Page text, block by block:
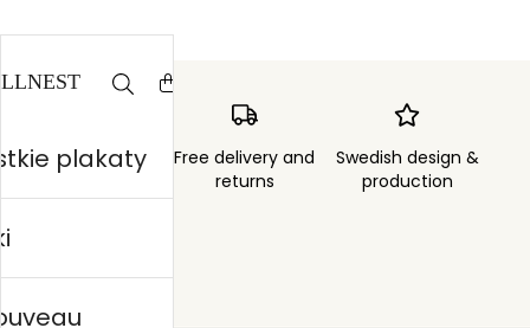
Order sent within
Free delivery and
returns
Swedish design &
production
plakaty